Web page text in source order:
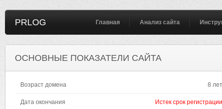
PRLOG Главная Анализ сайта
ОСНОВНЫЕ ПОКАЗАТЕЛИ САЙТА
Возраст домена 8 лет
Дата окончания Истек срок регистрации